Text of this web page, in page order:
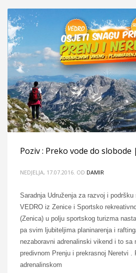
Poziv : Preko vode do slobode
NEDJELJA, 17.07.2016. OD DAMIR
Saradnja Udruženja za razvoj i
VEDRO iz Zenice i Sportsko
(Zenica) u polju sportskog turizma
pa svim ljubiteljima planinarenja i
nezaboravni adrenalinski vikend i to sa
predivnom Prenju i prekrasnoj Neretvi .
adrenalinskom